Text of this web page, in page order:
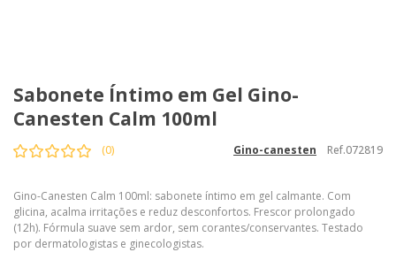
Sabonete Íntimo em Gel Gino-
Canesten Calm 100ml
(0) gino-canesten Ref.072819
Gino-Canesten Calm 100ml: sabonete íntimo em gel calmante. Com
glicina, acalma irritações e reduz desconfortos. Frescor prolongado
(12h). Fórmula suave sem ardor, sem corantes/conservantes. Testado
por dermatologistas e ginecologistas.